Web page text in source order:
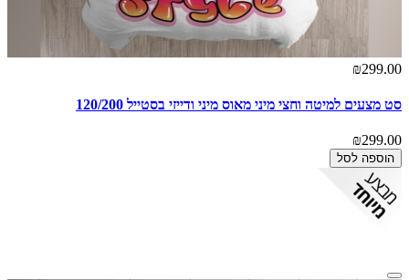
₪299.00
סט מצעים למיטה וחצי מיני מאוס מיני ודייזי בסטייל 120/200
₪299.00
הוספה לסל